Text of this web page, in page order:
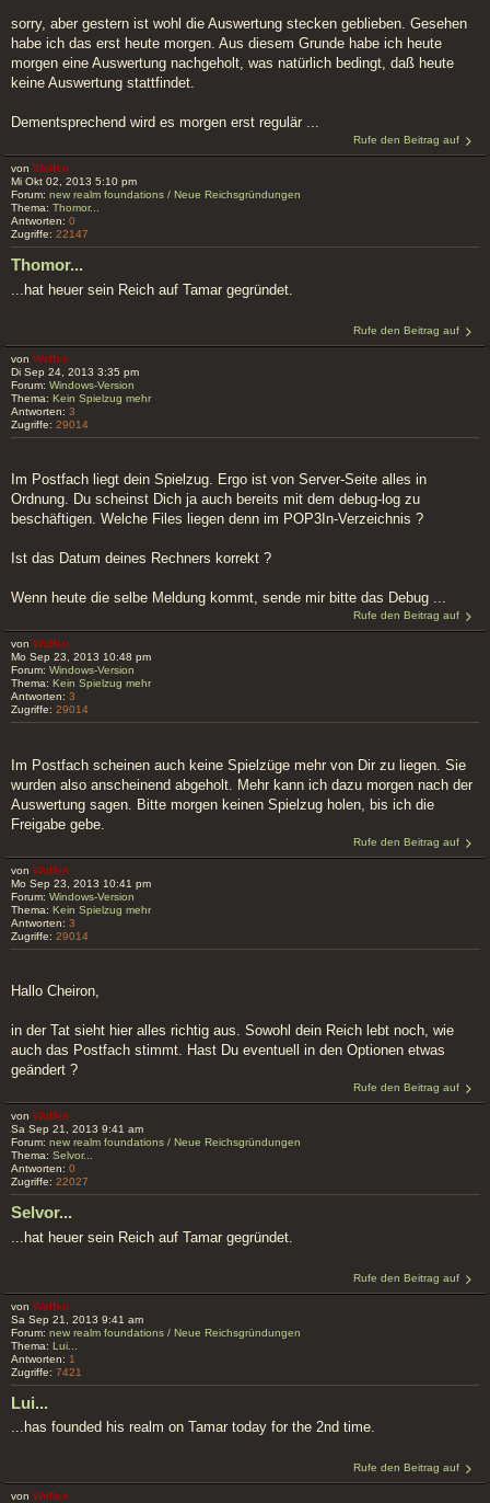
sorry, aber gestern ist wohl die Auswertung stecken geblieben. Gesehen
habe ich das erst heute morgen. Aus diesem Grunde habe ich heute
morgen eine Auswertung nachgeholt, was natürlich bedingt, daß heute
keine Auswertung stattfindet.
Dementsprechend wird es morgen erst regulär ...
Rufe den Beitrag auf
von Wolfen
Mi Okt 02, 2013 5:10 pm
Forum: new realm foundations / Neue Reichsgründungen
Thema: Thomor...
Antworten: 0
Zugriffe: 22147
Thomor...
...hat heuer sein Reich auf Tamar gegründet.
Rufe den Beitrag auf
von Wolfen
Di Sep 24, 2013 3:35 pm
Forum: Windows-Version
Thema: Kein Spielzug mehr
Antworten: 3
Zugriffe: 29014
Im Postfach liegt dein Spielzug. Ergo ist von Server-Seite alles in
Ordnung. Du scheinst Dich ja auch bereits mit dem debug-log zu
beschäftigen. Welche Files liegen denn im POP3In-Verzeichnis ?
Ist das Datum deines Rechners korrekt ?
Wenn heute die selbe Meldung kommt, sende mir bitte das Debug ...
Rufe den Beitrag auf
von Wolfen
Mo Sep 23, 2013 10:48 pm
Forum: Windows-Version
Thema: Kein Spielzug mehr
Antworten: 3
Zugriffe: 29014
Im Postfach scheinen auch keine Spielzüge mehr von Dir zu liegen. Sie
wurden also anscheinend abgeholt. Mehr kann ich dazu morgen nach der
Auswertung sagen. Bitte morgen keinen Spielzug holen, bis ich die
Freigabe gebe.
Rufe den Beitrag auf
von Wolfen
Mo Sep 23, 2013 10:41 pm
Forum: Windows-Version
Thema: Kein Spielzug mehr
Antworten: 3
Zugriffe: 29014
Hallo Cheiron,
in der Tat sieht hier alles richtig aus. Sowohl dein Reich lebt noch, wie
auch das Postfach stimmt. Hast Du eventuell in den Optionen etwas
geändert ?
Rufe den Beitrag auf
von Wolfen
Sa Sep 21, 2013 9:41 am
Forum: new realm foundations / Neue Reichsgründungen
Thema: Selvor...
Antworten: 0
Zugriffe: 22027
Selvor...
...hat heuer sein Reich auf Tamar gegründet.
Rufe den Beitrag auf
von Wolfen
Sa Sep 21, 2013 9:41 am
Forum: new realm foundations / Neue Reichsgründungen
Thema: Lui...
Antworten: 1
Zugriffe: 7421
Lui...
...has founded his realm on Tamar today for the 2nd time.
Rufe den Beitrag auf
von Wolfen